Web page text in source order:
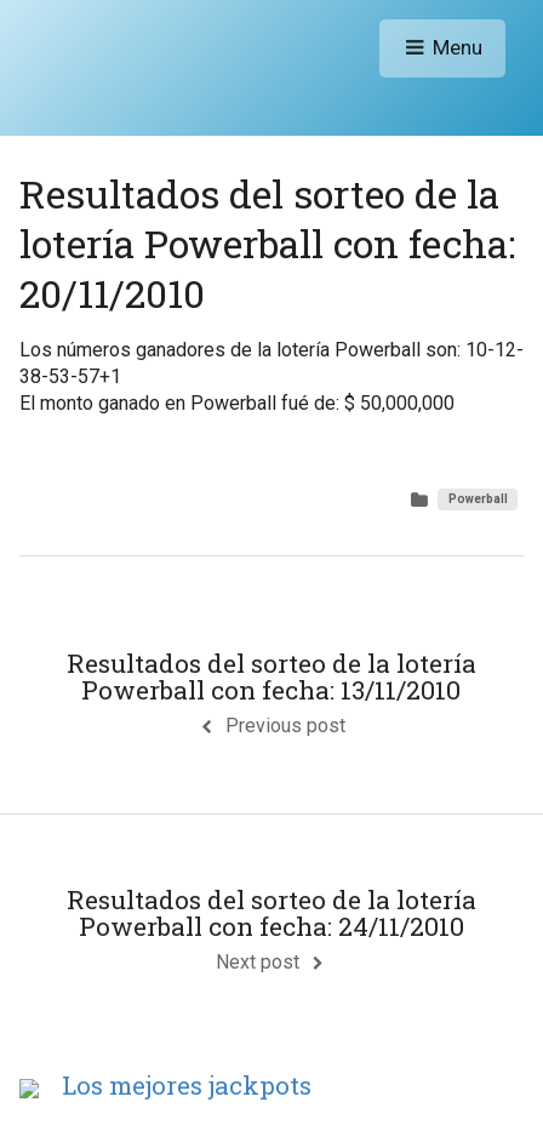
Menu
Resultados del sorteo de la
lotería Powerball con fecha:
20/11/2010
Los números ganadores de la lotería Powerball son: 10-12-
38-53-57+1
El monto ganado en Powerball fué de: $ 50,000,000
Powerball
Resultados del sorteo de la lotería
Powerball con fecha: 13/11/2010
Previous post
Resultados del sorteo de la lotería
Powerball con fecha: 24/11/2010
Next post
Los mejores jackpots